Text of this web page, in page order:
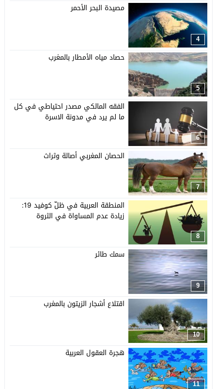
4
مصيدة البحر الأحمر
5
حصاد مياه الأمطار بالمغرب
6
الفقه المالكي مصدر احتياطي في كل
ما لم يرد في مدونة الاسرة
7
الحصان المغربي أصالة وثراث
8
المنطقة العربية في ظلّ كوفيد 19:
زيادة عدم المساواة في الثروة
9
سمك طائر
10
اقتلاع أشجار الزيتون بالمغرب
11
هجرة العقول العربية